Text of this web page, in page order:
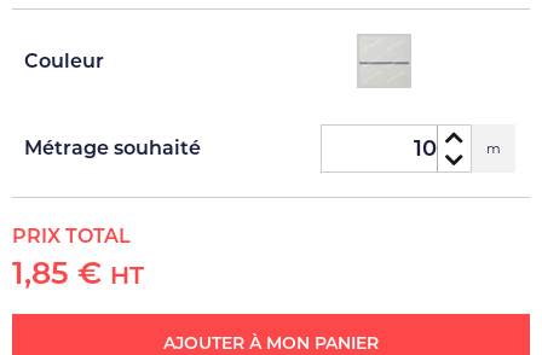
Couleur
Métrage souhaité m
PRIX TOTAL
1,85 € HT
AJOUTER À MON PANIER